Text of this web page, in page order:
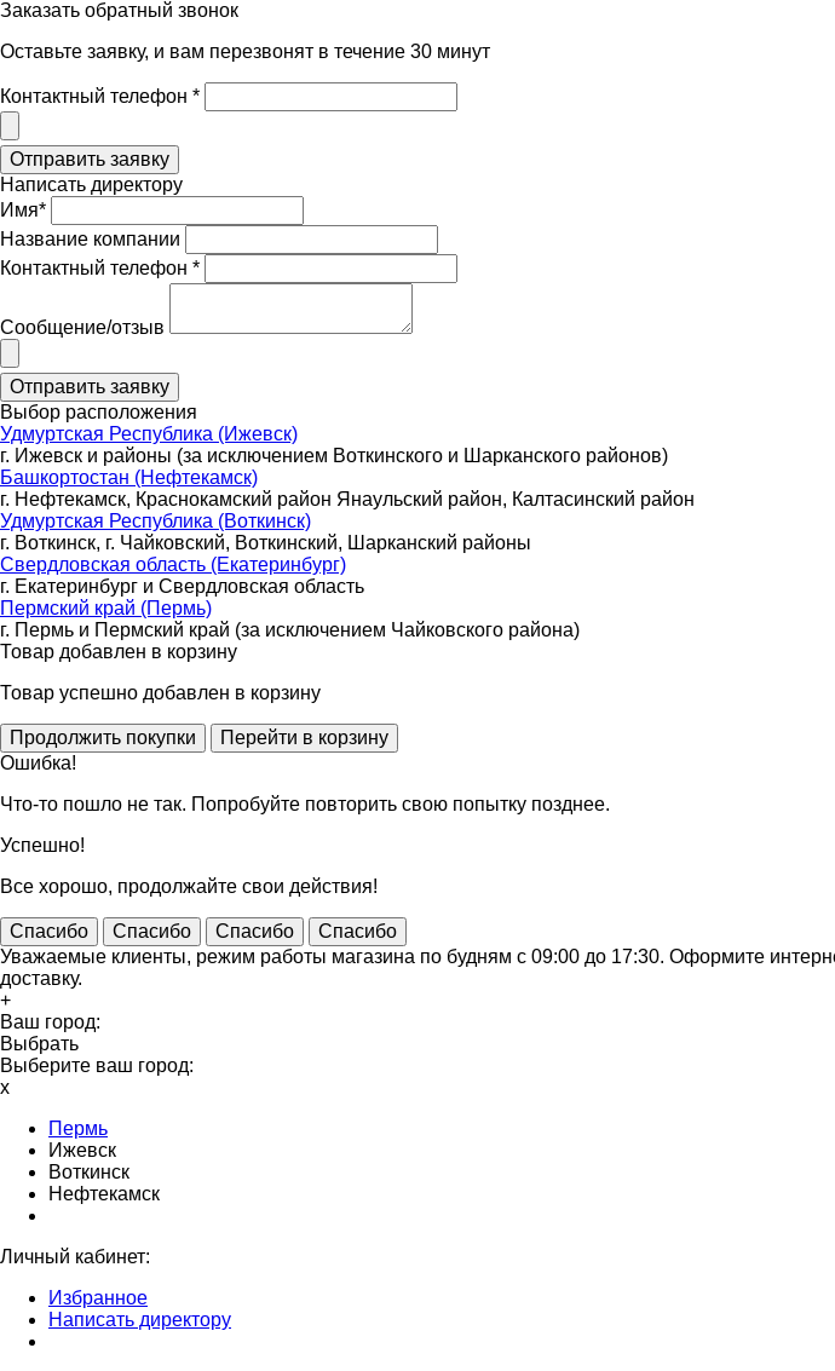
Заказать обратный звонок
Оставьте заявку, и вам перезвонят в течение 30 минут
Контактный телефон *
Написать директору
Имя*
Название компании
Контактный телефон *
Сообщение/отзыв
Выбор расположения
Удмуртская Республика (Ижевск)
г. Ижевск и районы (за исключением Воткинского и Шарканского районов)
Башкортостан (Нефтекамск)
г. Нефтекамск, Краснокамский район Янаульский район, Калтасинский район
Удмуртская Республика (Воткинск)
г. Воткинск, г. Чайковский, Воткинский, Шарканский районы
Свердловская область (Екатеринбург)
г. Екатеринбург и Свердловская область
Пермский край (Пермь)
г. Пермь и Пермский край (за исключением Чайковского района)
Товар добавлен в корзину
Товар успешно добавлен в корзину
Ошибка!
Что-то пошло не так. Попробуйте повторить свою попытку позднее.
Успешно!
Все хорошо, продолжайте свои действия!
Спасибо Спасибо Спасибо
Спасибо
Уважаемые клиенты, режим работы магазина по будням с 09:00 до 17:30. Оформите
доставку.
+
Ваш город:
Выбрать
Выберите ваш город:
x
Пермь
Ижевск
Воткинск
Нефтекамск
Личный кабинет:
Избранное
Написать директору